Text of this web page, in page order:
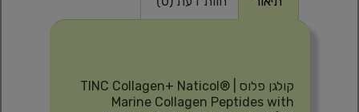
קולגן פלוס | TINC Collagen+ Naticol®
Marine Collagen Peptides with